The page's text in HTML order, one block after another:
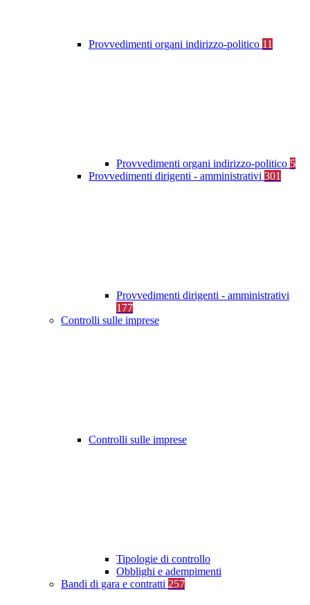
Provvedimenti organi indirizzo-politico 11
Provvedimenti organi indirizzo-politico 5
Provvedimenti dirigenti - amministrativi 301
Provvedimenti dirigenti - amministrativi
177
Controlli sulle imprese
Controlli sulle imprese
Tipologie di controllo
Obblighi e adempimenti
Bandi di gara e contratti 257